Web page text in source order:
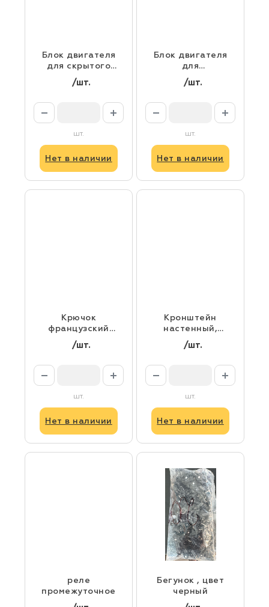
Блок двигателя
для скрытого
монтажа белый
(комплект 2)
/шт.
шт.
Нет в наличии
Блок двигателя
для
одностороннег
о карниза
/шт.
шт.
Нет в наличии
Крючок
французский
черный
/шт.
шт.
Нет в наличии
Кронштейн
настенный,
однорядный
черный
/шт.
шт.
Нет в наличии
реле
промежуточное
Бегунок , цвет
черный